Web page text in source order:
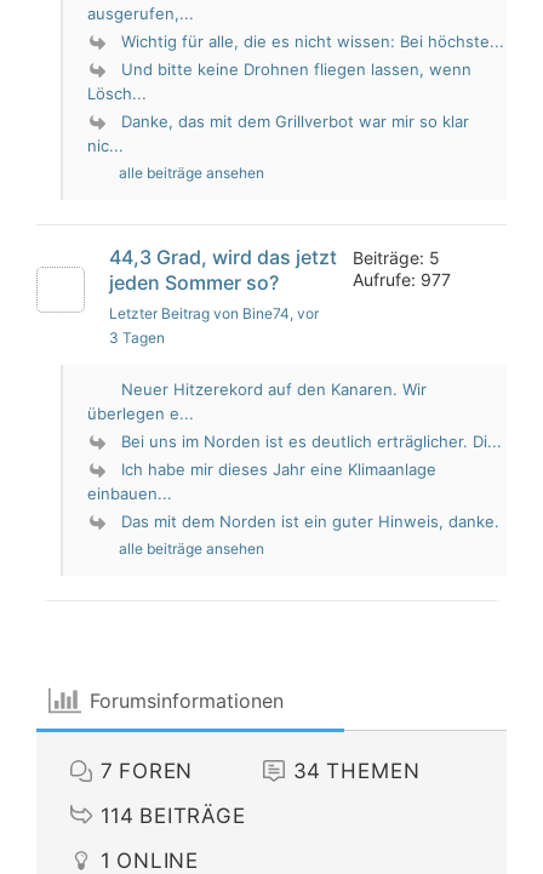
ausgerufen,...
Wichtig für alle, die es nicht wissen: Bei höchste...
Und bitte keine Drohnen fliegen lassen, wenn
Lösch...
Danke, das mit dem Grillverbot war mir so klar
nic...
alle beiträge ansehen
44,3 Grad, wird das jetzt
jeden Sommer so?
Letzter Beitrag von Bine74, vor
3 Tagen
Beiträge: 5
Aufrufe: 977
Neuer Hitzerekord auf den Kanaren. Wir
überlegen e...
Bei uns im Norden ist es deutlich erträglicher. Di...
Ich habe mir dieses Jahr eine Klimaanlage
einbauen...
Das mit dem Norden ist ein guter Hinweis, danke.
alle beiträge ansehen
Forumsinformationen
7 FOREN 34 THEMEN
114 BEITRÄGE
1 ONLINE